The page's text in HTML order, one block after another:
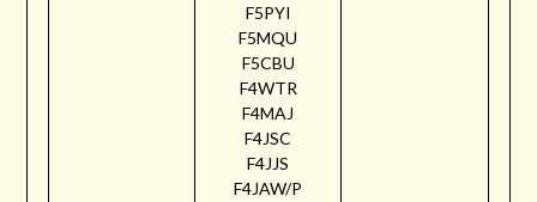
F5PYI
F5MQU
F5CBU
F4WTR
F4MAJ
F4JSC
F4JJS
F4JAW/P